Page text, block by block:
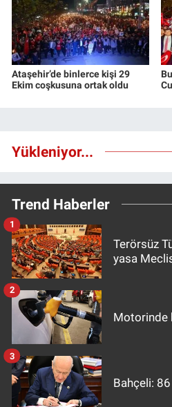
Ataşehir’de binlerce kişi 29
Ekim coşkusuna ortak oldu
Yükleniyor...
Trend Haberler
Terörsüz
yasa
1
Motorinde
2
Bahçeli:
3